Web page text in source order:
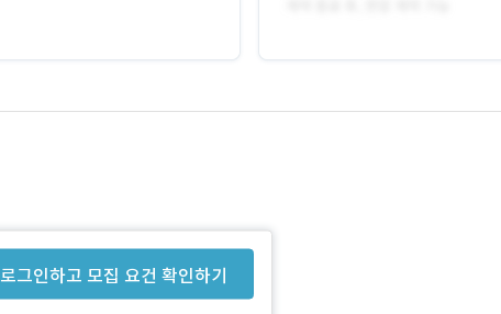
로그인하고 모집 요건 확인하기